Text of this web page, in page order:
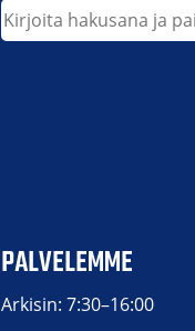
PALVELEMME
Arkisin: 7:30–16:00